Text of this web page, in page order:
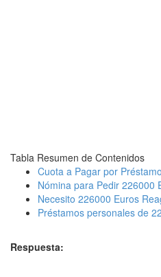
Tabla Resumen de Contenidos
Cuota a Pagar por
Nómina para Pedir 226000
Necesito 226000 Euros
Préstamos personales de
Respuesta: